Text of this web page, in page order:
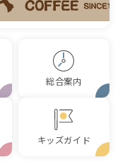
総合案内
キッズガイド